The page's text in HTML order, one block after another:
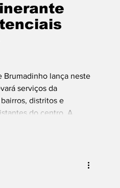
Brumadinho lança neste
serviços da
distritos e
do centro. A